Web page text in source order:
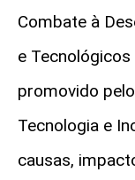
Combate à
e
promovido
Tecnologia e
causas,